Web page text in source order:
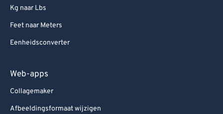
Kg naar Lbs
Feet naar Meters
Eenheidsconverter
Web-apps
Collagemaker
Afbeeldingsformaat wijzigen